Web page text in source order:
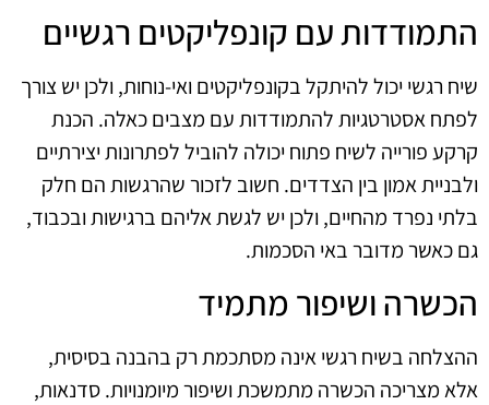
התמודדות עם קונפליקטים רגשיים
שיח רגשי יכול להיתקל בקונפליקטים ואי-נוחות, ולכן יש צורך
לפתח אסטרטגיות להתמודדות עם מצבים כאלה. הכנת
קרקע פורייה לשיח פתוח יכולה להוביל לפתרונות יצירתיים
ולבניית אמון בין הצדדים. חשוב לזכור שהרגשות הם חלק
בלתי נפרד מהחיים, ולכן יש לגשת אליהם ברגישות ובכבוד,
גם כאשר מדובר באי הסכמות.
הכשרה ושיפור מתמיד
ההצלחה בשיח רגשי אינה מסתכמת רק בהבנה בסיסית,
אלא מצריכה הכשרה מתמשכת ושיפור מיומנויות. סדנאות,